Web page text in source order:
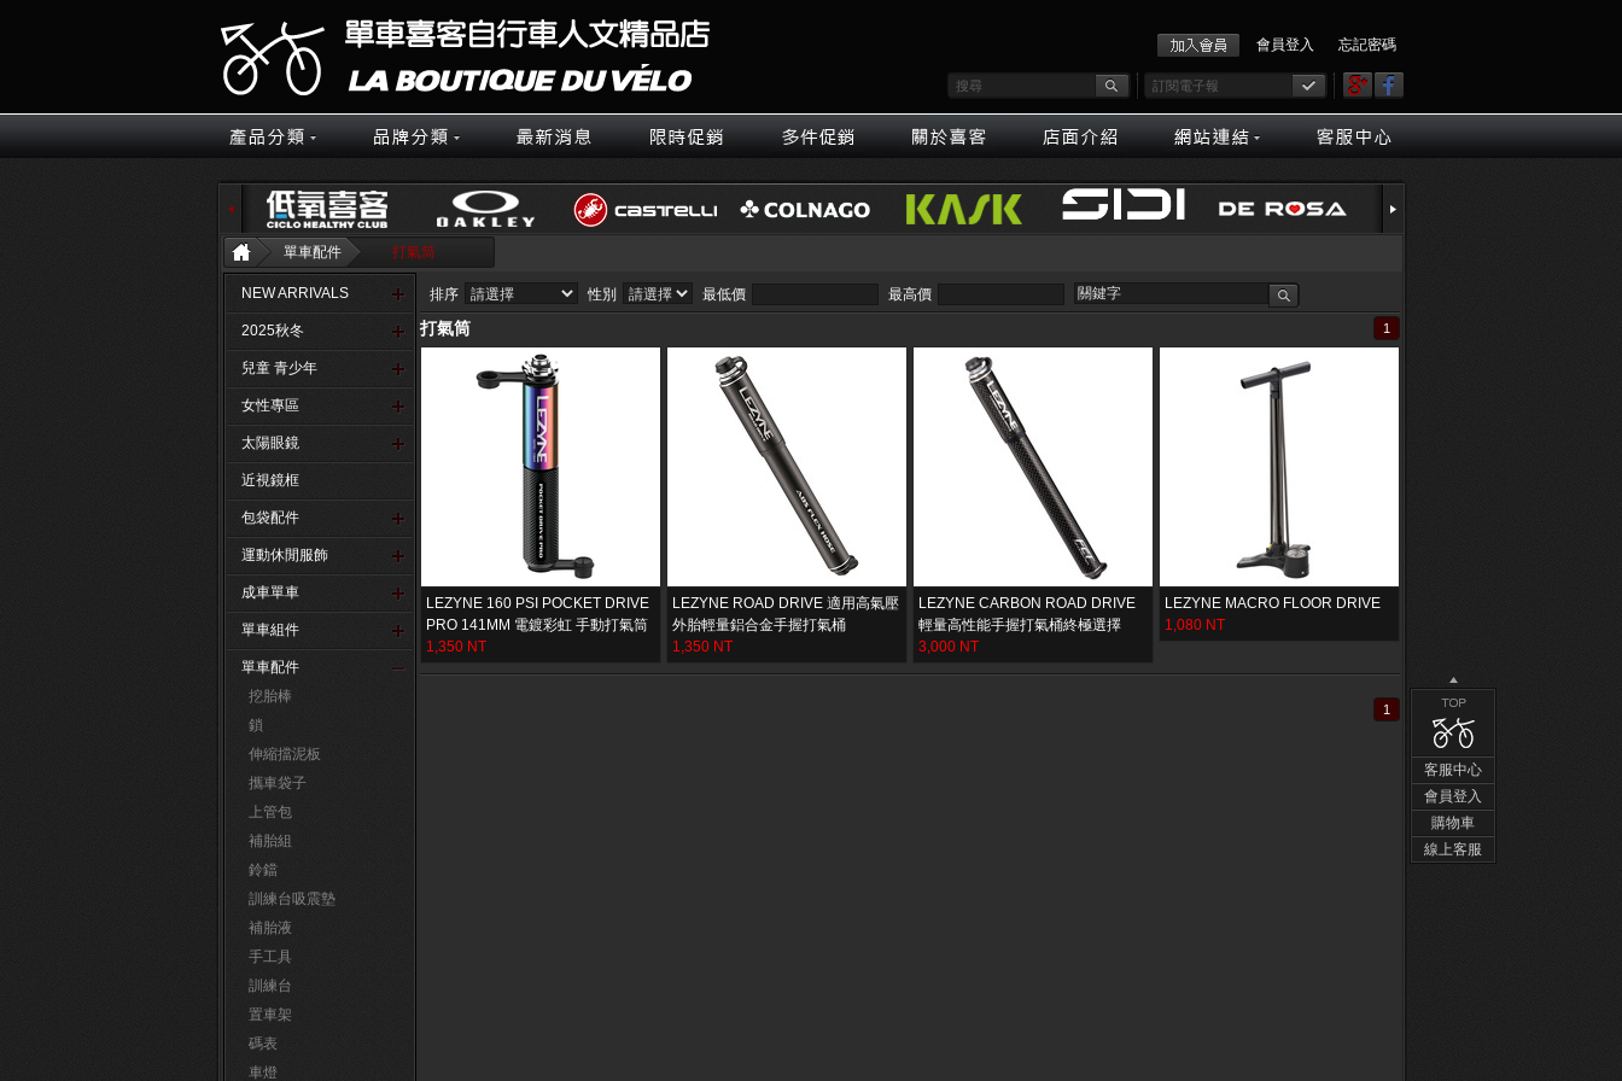
會員登入 忘記密碼
單車配件 打氣筒
NEW ARRIVALS
2025秋冬
兒童 青少年
女性專區
太陽眼鏡
近視鏡框
包袋配件
運動休閒服飾
成車單車
單車組件
單車配件
挖胎棒
鎖
伸縮擋泥板
攜車袋子
上管包
補胎組
鈴鐺
訓練台吸震墊
補胎液
手工具
訓練台
置車架
碼表
車燈
排序 性別 最低價 最高價
打氣筒 1
LEZYNE 160 PSI POCKET DRIVE
PRO 141MM 電鍍彩虹 手動打氣筒
1,350 NT
LEZYNE ROAD DRIVE 適用高氣壓
外胎輕量鋁合金手握打氣桶
1,350 NT
LEZYNE CARBON ROAD DRIVE
輕量高性能手握打氣桶終極選擇
3,000 NT
LEZYNE MACRO FLOOR DRIVE
1,080 NT
1
客服中心
會員登入
購物車
線上客服